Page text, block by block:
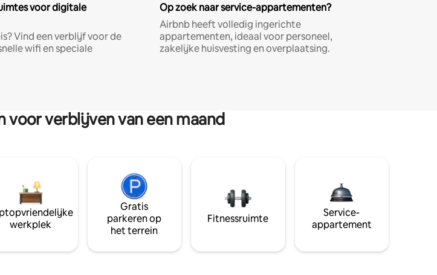
voor digitale
Vind een verblijf voor de
wifi en speciale
Op zoek naar service-appartementen?
Airbnb heeft volledig ingerichte
appartementen, ideaal voor personeel,
zakelijke huisvesting en overplaatsing.
voor verblijven van een maand
werkplek
Gratis
parkeren op
het terrein
Fitnessruimte
Service-
appartement